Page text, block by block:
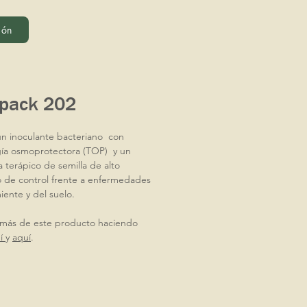
202
inoculante bacteriano con
osmoprotectora (TOP) y un
terápico de semilla de alto
de control frente a enfermedades
y del suelo.
de este producto haciendo
y aquí.